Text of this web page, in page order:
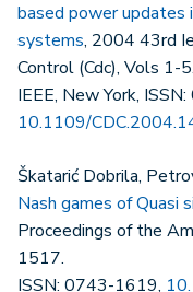
based power updates
systems, 2004 43rd
Control (Cdc), Vols 1-5.
IEEE, New York,
10.1109/
Škatarić Dobrila,
Nash games of Quasi
Proceedings of the
1517.
ISSN: 0743-1619,